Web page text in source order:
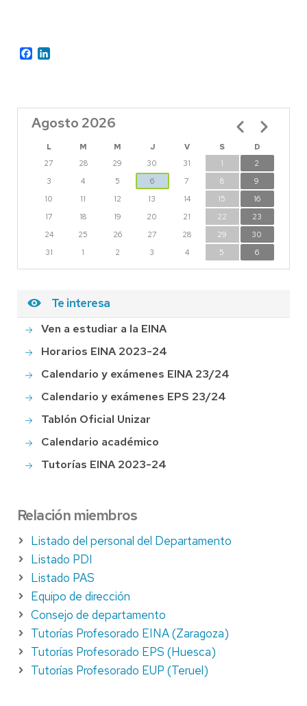
Facebook
Agosto 2026
L M M J V S
D
27
28 29 30 31 1
2
3
4 5 6 7 8
9
10
11 12 13 14 15
16
17
18 19 20 21 22
23
24
25 26 27 28 29
30
31
1 2 3 4 5 6
Paginación
Te interesa
Ven a estudiar a la EINA
Horarios EINA 2023-24
Calendario y exámenes EINA 23/24
Calendario y exámenes EPS 23/24
Tablón Oficial Unizar
Calendario académico
Tutorías EINA 2023-24
Relación miembros
Listado del personal del Departamento
Listado PDI
Listado PAS
Equipo de dirección
Consejo de departamento
Tutorías Profesorado EINA (Zaragoza)
Tutorías Profesorado EPS (Huesca)
Tutorías Profesorado EUP (Teruel)